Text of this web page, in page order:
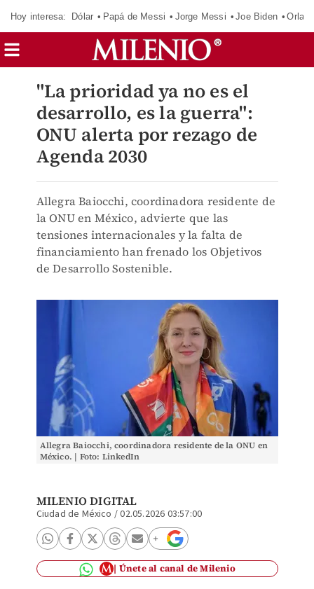
Hoy interesa: Dólar Papá de Messi Jorge Messi Joe Biden
"La prioridad ya no es el
desarrollo, es la guerra":
ONU alerta por rezago de
Agenda 2030
Allegra Baiocchi, coordinadora residente de
la ONU en México, advierte que las
tensiones internacionales y la falta de
financiamiento han frenado los Objetivos
de Desarrollo Sostenible.
Allegra Baiocchi, coordinadora residente de la ONU en
México. | Foto: LinkedIn
MILENIO DIGITAL
Ciudad de México /02.05.2026 03:57:00
Únete al canal de Milenio